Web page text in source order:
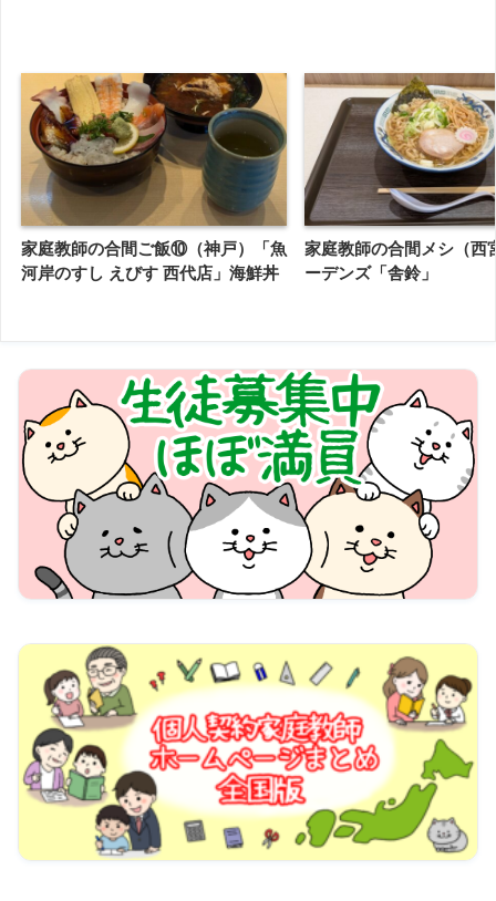
家庭教師の合間ご飯⑩（神戸）「魚
河岸のすし えびす 西代店」海鮮丼
家庭教師の合間メシ（西
ーデンズ「舎鈴」